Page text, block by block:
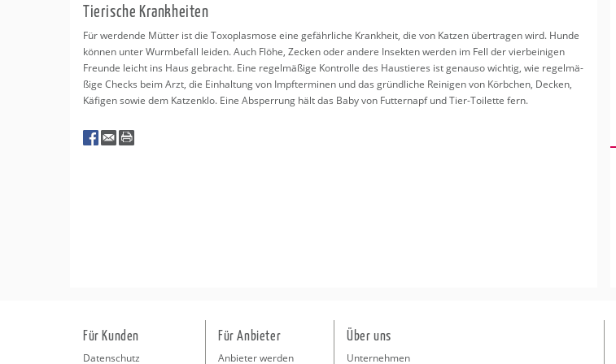
Tie­ri­sche Krank­hei­ten
Für wer­den­de Müt­ter ist die To­xo­plas­mo­se eine ge­fähr­li­che Krank­heit, die von Kat­zen über­tra­gen wird. Hunde
kön­nen unter Wurm­be­fall lei­den. Auch Flöhe, Ze­cken oder an­de­re In­sek­ten wer­den im Fell der vier­bei­ni­gen
Freun­de leicht ins Haus ge­bracht. Eine re­gel­mä­ßi­ge Kon­trol­le des Haus­tie­res ist ge­nau­so wich­tig, wie re­gel­mä­
ßi­ge Checks beim Arzt, die Ein­hal­tung von Impf­ter­mi­nen und das gründ­li­che Rei­ni­gen von Körb­chen, De­cken,
Kä­fi­gen sowie dem Kat­zen­klo. Eine Ab­sper­rung hält das Baby von Fut­ter­napf und Tier-Toi­let­te fern.
Für Kunden
Datenschutz
Für Anbieter
Anbieter werden
Über uns
Unternehmen